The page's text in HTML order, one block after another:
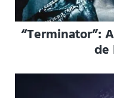
“Terminator”:
de